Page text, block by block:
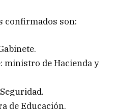
confirmados son:
ministro de Hacienda y
de Educación.